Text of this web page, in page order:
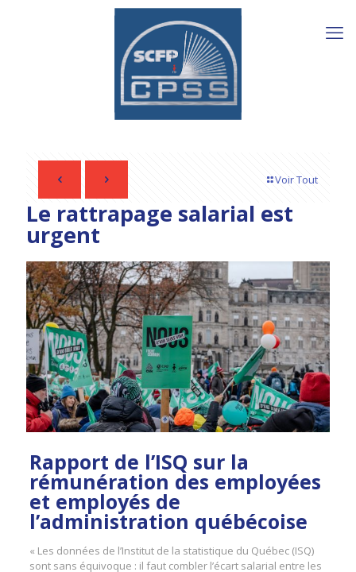
Voir Tout
Le rattrapage salarial est
urgent
Rapport de l’ISQ sur la
rémunération des employées
et employés de
l’administration québécoise
« Les données de l’Institut de la statistique du Québec (ISQ)
sont sans équivoque : il faut combler l’écart salarial entre les